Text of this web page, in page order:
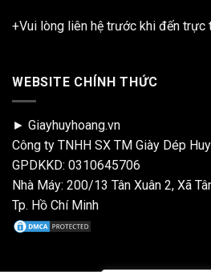
+Vui lòng liên hệ trước khi đến trực
WEBSITE CHÍNH THỨC
► Giayhuyhoang.vn
Công ty TNHH SX TM Giày Dép
GPDKKD: 0310645706
Nhà Máy: 200/13 Tân Xuân 2, Xã
Tp. Hồ Chí Minh